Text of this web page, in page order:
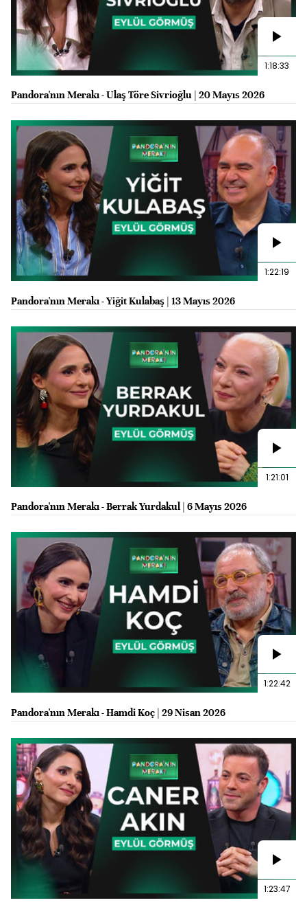
1:18:33
Pandora'nın Merakı - Ulaş Töre Sivrioğlu | 20 Mayıs 2026
1:22:19
Pandora'nın Merakı - Yiğit Kulabaş | 13 Mayıs 2026
1:21:01
Pandora'nın Merakı - Berrak Yurdakul | 6 Mayıs 2026
1:22:42
Pandora'nın Merakı - Hamdi Koç | 29 Nisan 2026
1:23:47